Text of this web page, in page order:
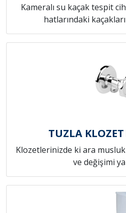
Kameralı su kaçak tespit
hatlarındaki
TUZLA
Klozetlerinizde ki ara
ve değişimi